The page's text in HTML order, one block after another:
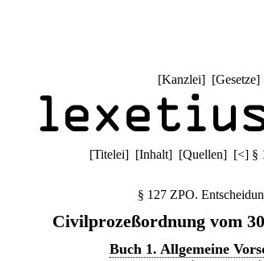
[Kanzlei] [Gesetze]
[Titelei] [Inhalt] [Quellen] [<] §
§ 127 ZPO.
Civilprozeßordnung vom
Buch 1. Allgemeine